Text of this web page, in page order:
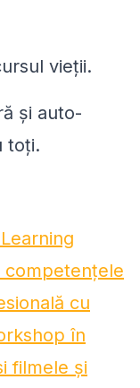
vieții.
și auto-
toți.
competențele
cu
în
filmele și